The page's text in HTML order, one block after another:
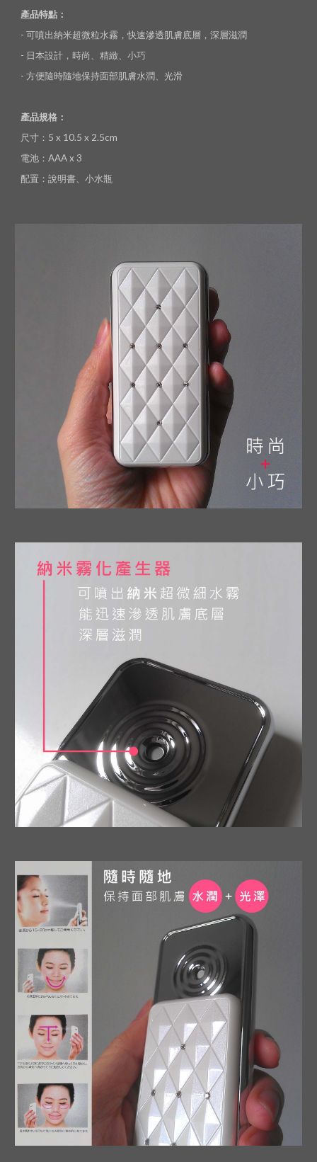
產品特點：
- 可噴出納米超微粒水霧，快速滲透肌膚底層，深層滋潤
- 日本設計，時尚、精緻、小巧
- 方便隨時隨地保持面部肌膚水潤、光滑
產品規格：
尺寸：5 x 10.5 x 2.5cm
電池：AAA x 3
配置：說明書、小水瓶